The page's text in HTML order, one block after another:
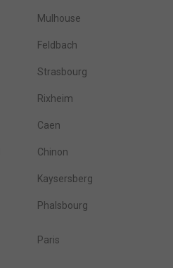
Mulhouse
Feldbach
Strasbourg
Rixheim
Caen
Chinon
Kaysersberg
Phalsbourg
Paris